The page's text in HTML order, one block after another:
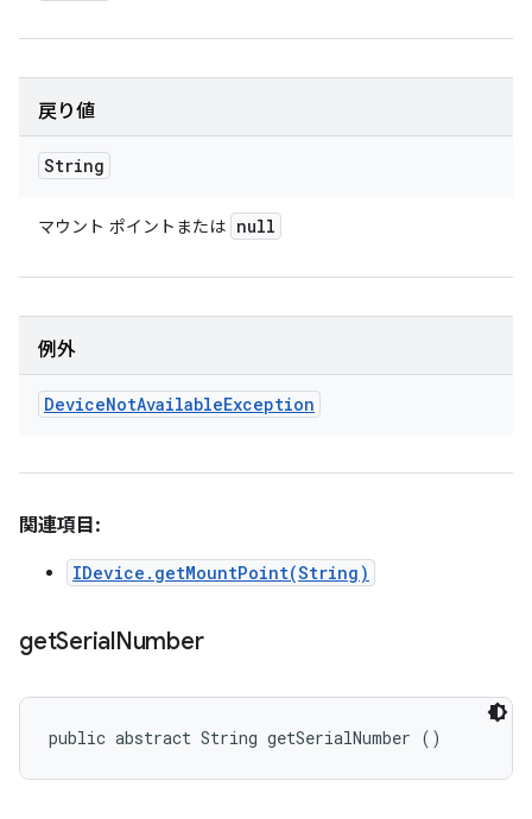
戻り値
String
マウント ポイントまたは null
例外
DeviceNotAvailableException
関連項目:
IDevice.getMountPoint(String)
getSerialNumber
public abstract String getSerialNumber ()